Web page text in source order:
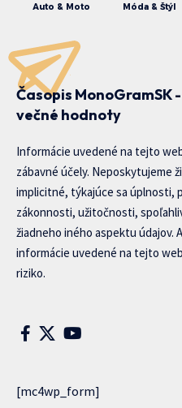
Auto & Moto
Móda & Štýl
Časopis MonoGramSK
večné hodnoty
Informácie uvedené na tejto
zábavné účely. Neposkytujeme
implicitné, týkajúce sa úplnosti,
zákonnosti, užitočnosti,
žiadneho iného aspektu údajov.
informácie uvedené na tejto
riziko.
[mc4wp_form]